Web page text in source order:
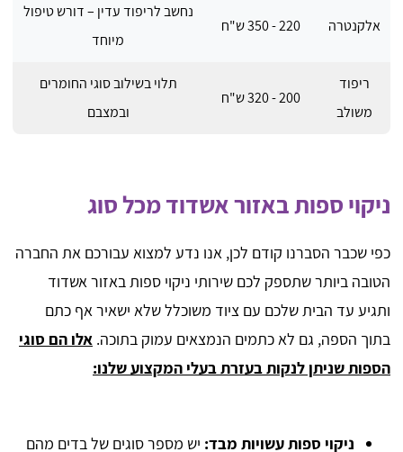
אלקנטרה 220 - 350 ש"ח
נחשב לריפוד עדין – דורש טיפול
מיוחד
ריפוד
משולב
200 - 320 ש"ח
תלוי בשילוב סוגי החומרים
ובמצבם
ניקוי ספות באזור אשדוד מכל סוג
כפי שכבר הסברנו קודם לכן, אנו נדע למצוא עבורכם את החברה
הטובה ביותר שתספק לכם שירותי ניקוי ספות באזור אשדוד
ותגיע עד הבית שלכם עם ציוד משוכלל שלא ישאיר אף כתם
בתוך הספה, גם לא כתמים הנמצאים עמוק בתוכה. אלו הם סוגי
הספות שניתן לנקות בעזרת בעלי המקצוע שלנו:
ניקוי ספות עשויות מבד: יש מספר סוגים של בדים מהם